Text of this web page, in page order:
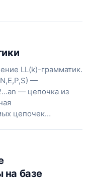
LL(k)-грамматик.
—
— цепочка из
цепочек…
на базе